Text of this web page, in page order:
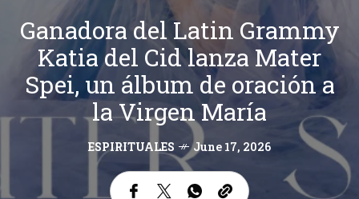
Ganadora del Latin Grammy
Katia del Cid lanza Mater
Spei, un álbum de oración a
la Virgen María
ESPIRITUALES June 17, 2026